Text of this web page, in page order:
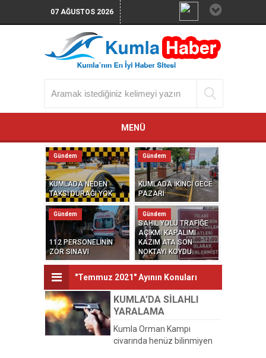
07 AĞUSTOS 2026
MENÜ
KUMLADA NEDEN
TAKSİ DURAĞI YOK
Gündem
KUMLADA İKİNCİ GECE
PAZARI
Gündem
112 PERSONELİNİN
ZOR SINAVI
Gündem
SAHİL YOLU TRAFİĞE
AÇIKMI KAPALIMI
KAZIM ATA SON
NOKTAYI KOYDU
Gündem
"Temmuz 2021" Ayının Konuları
KUMLA’DA SİLAHLI
YARALAMA
Kumla Orman Kampı
civarında henüz bilinmiyen